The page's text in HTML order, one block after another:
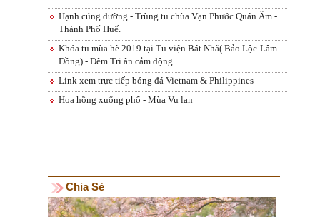
Hạnh cúng dường - Trùng tu chùa Vạn Phước Quán Âm -
Thành Phố Huế.
Khóa tu mùa hè 2019 tại Tu viện Bát Nhã( Bảo Lộc-Lâm
Đồng) - Đêm Tri ân cảm động.
Link xem trực tiếp bóng đá Vietnam & Philippines
Hoa hồng xuống phố - Mùa Vu lan
Chia Sẻ